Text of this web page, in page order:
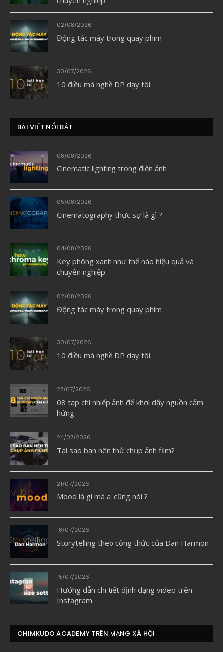
02/08/2026
Động tác máy trong quay phim
30/07/2026
10 điều mà nghề DP dạy tôi.
BÀI VIẾT NỔI BẬT
08/08/2026
Cinematic lighting trong điện ảnh
05/08/2026
Cinematography thực sự là gì ?
04/08/2026
Key phông xanh như thế nào hiệu quả và
chuyên nghiệp
02/08/2026
Động tác máy trong quay phim
30/07/2026
10 điều mà nghề DP dạy tôi.
27/07/2026
08 tạp chí nhiếp ảnh để khơi dậy nguồn cảm
hứng
24/07/2026
Tại sao bạn nên thử chụp ảnh film?
21/07/2026
Mood là gì mà ai cũng nói ?
18/07/2026
Storytelling theo công thức của Dan Harmon
15/07/2026
Hướng dẫn chi tiết định dạng video trên
Instagram
CHIMKUDO ACADEMY TRÊN MẠNG XÃ HỘI